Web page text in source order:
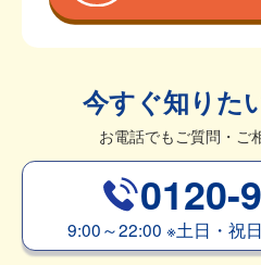
今すぐ知りた
お電話でもご質問・ご
0120-
9:00～22:00 ※土日・祝